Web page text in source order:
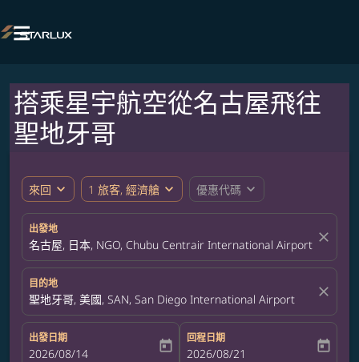

搭乘星宇航空從名古屋飛往
聖地牙哥
來回 expand_more 1 旅客, 經濟艙 expand_more 優惠代碼 expand_more
出發地
名古屋, 日本, NGO, Chubu Centrair International Airport close
目的地
聖地牙哥, 美國, SAN, San Diego International Airport close
出發日期
fc-booking-departure-date-aria-label
2026/08/14 today
回程日期
fc-booking-return-date-aria-label
2026/08/21 today